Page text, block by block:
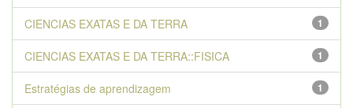
1
CIENCIAS EXATAS E DA TERRA
1
CIENCIAS EXATAS E DA TERRA::FISICA
1
Estratégias de aprendizagem